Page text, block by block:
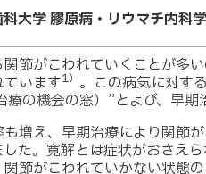
大学 膠原病・リウマチ内科
節がこわれていくことが多
います1） 。この病気に対す
の機会の窓）”とよび、早期
増え、早期治療により関節
た。寛解とは症状がおさえ
節がこわれていかない状態